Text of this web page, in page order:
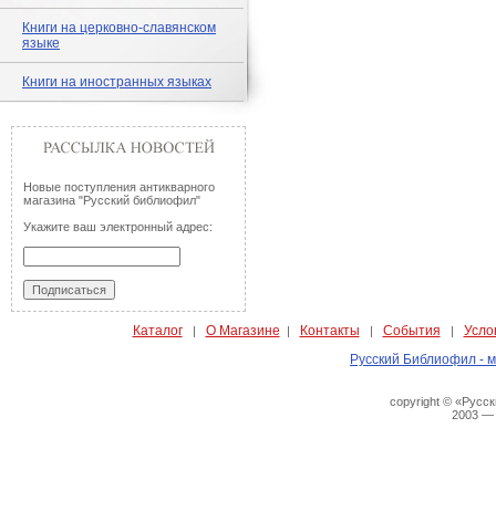
Книги на церковно-славянском
языке
Книги на иностранных языках
Новые поступления антикварного
магазина "Русский библиофил"
Укажите ваш электронный адрес:
Каталог| О Магазине | Контакты | События |
Русский Библиофил -
copyright ©
2003 —